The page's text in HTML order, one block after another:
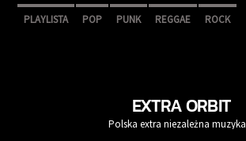
PLAYLISTA POP PUNK REGGAE ROCK
EXTRA ORBIT
Polska extra niezależna muzyka